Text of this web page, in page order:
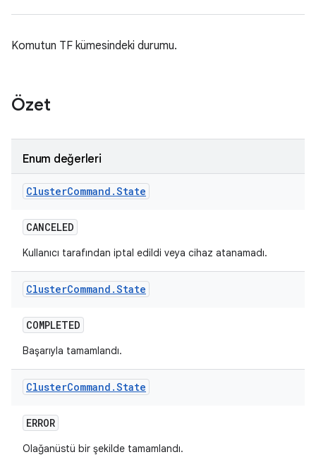
Komutun TF kümesindeki durumu.
Özet
Enum değerleri
ClusterCommand .State
CANCELED
Kullanıcı tarafından iptal edildi veya cihaz atanamadı.
ClusterCommand .State
COMPLETED
Başarıyla tamamlandı.
ClusterCommand .State
ERROR
Olağanüstü bir şekilde tamamlandı.